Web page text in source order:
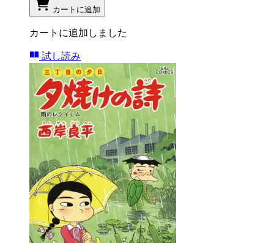
カートに追加
カートに追加しました
試し読み